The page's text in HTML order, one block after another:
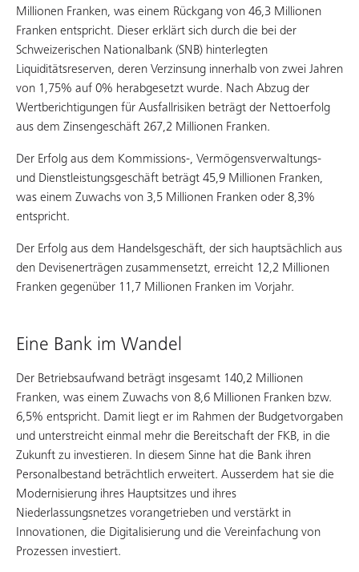
Millionen Franken, was einem Rückgang von 46,3 Millionen
Franken entspricht. Dieser erklärt sich durch die bei der
Schweizerischen Nationalbank (SNB) hinterlegten
Liquiditätsreserven, deren Verzinsung innerhalb von zwei Jahren
von 1,75% auf 0% herabgesetzt wurde. Nach Abzug der
Wertberichtigungen für Ausfallrisiken beträgt der Nettoerfolg
aus dem Zinsengeschäft 267,2 Millionen Franken.
Der Erfolg aus dem Kommissions-, Vermögensverwaltungs-
und Dienstleistungsgeschäft beträgt 45,9 Millionen Franken,
was einem Zuwachs von 3,5 Millionen Franken oder 8,3%
entspricht.
Der Erfolg aus dem Handelsgeschäft, der sich hauptsächlich aus
den Devisenerträgen zusammensetzt, erreicht 12,2 Millionen
Franken gegenüber 11,7 Millionen Franken im Vorjahr.
Eine Bank im Wandel
Der Betriebsaufwand beträgt insgesamt 140,2 Millionen
Franken, was einem Zuwachs von 8,6 Millionen Franken bzw.
6,5% entspricht. Damit liegt er im Rahmen der Budgetvorgaben
und unterstreicht einmal mehr die Bereitschaft der FKB, in die
Zukunft zu investieren. In diesem Sinne hat die Bank ihren
Personalbestand beträchtlich erweitert. Ausserdem hat sie die
Modernisierung ihres Hauptsitzes und ihres
Niederlassungsnetzes vorangetrieben und verstärkt in
Innovationen, die Digitalisierung und die Vereinfachung von
Prozessen investiert.